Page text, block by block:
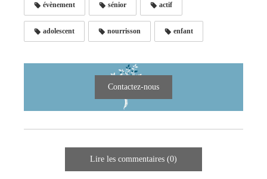
évènement sénior actif
adolescent nourrisson enfant
Contactez-nous
Lire les commentaires (0)